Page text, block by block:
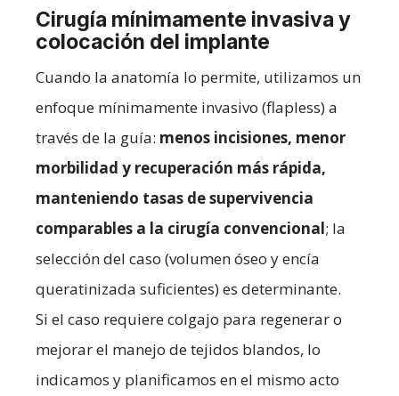
Cirugía mínimamente invasiva y
colocación del implante
Cuando la anatomía lo permite, utilizamos un
enfoque mínimamente invasivo (flapless) a
través de la guía: menos incisiones, menor
morbilidad y recuperación más rápida,
manteniendo tasas de supervivencia
comparables a la cirugía convencional; la
selección del caso (volumen óseo y encía
queratinizada suficientes) es determinante.
Si el caso requiere colgajo para regenerar o
mejorar el manejo de tejidos blandos, lo
indicamos y planificamos en el mismo acto